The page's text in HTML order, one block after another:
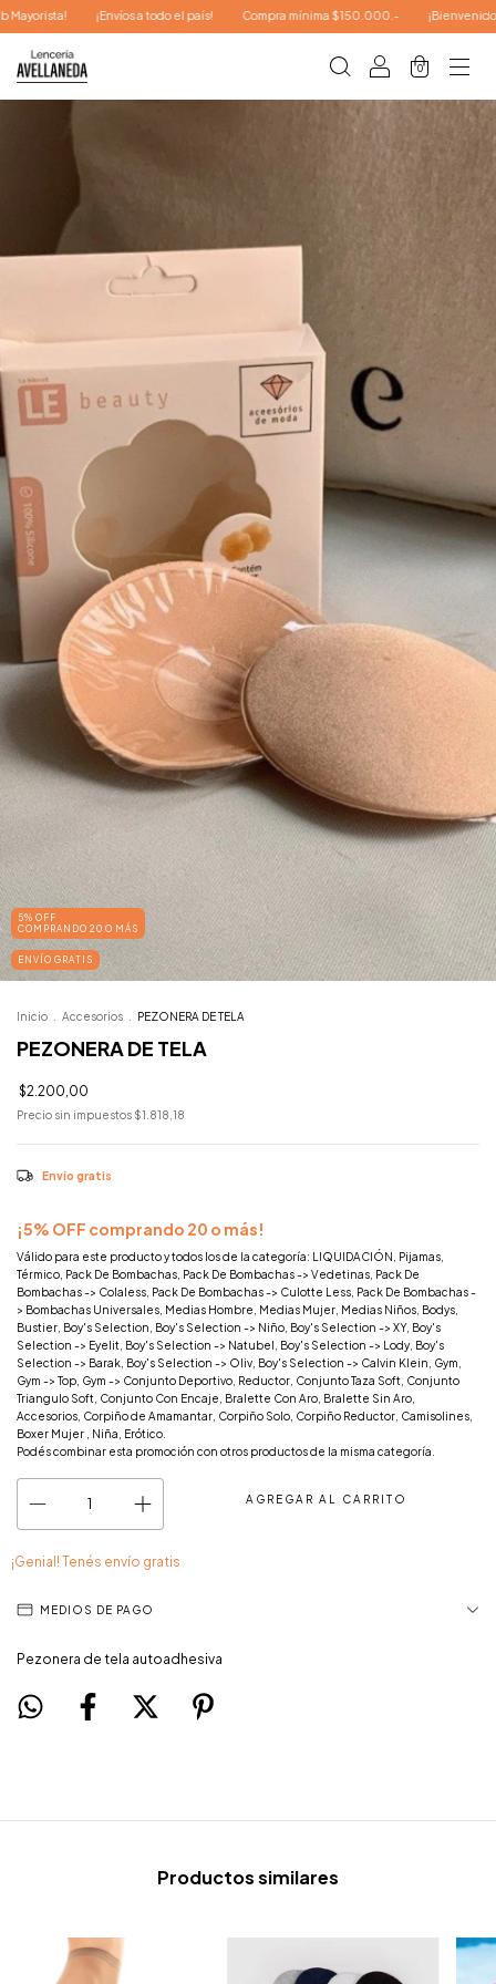
¡Envíos a todo el país! Compra mínima $150.000.- ¡Bienvenidos a nuestra
0
5% OFF
COMPRANDO 20 O MÁS
ENVÍO GRATIS
Inicio . Accesorios . PEZONERA DE TELA
PEZONERA DE TELA
$2.200,00
Precio sin impuestos $1.818,18
Envío gratis
¡5% OFF comprando 20 o más!
Válido para este producto y todos los de la categoría: LIQUIDACIÓN, Pijamas,
Térmico, Pack De Bombachas, Pack De Bombachas -> Vedetinas, Pack De
Bombachas -> Colaless, Pack De Bombachas -> Culotte Less, Pack De Bombachas -
> Bombachas Universales, Medias Hombre, Medias Mujer, Medias Niños, Bodys,
Bustier, Boy's Selection, Boy's Selection -> Niño, Boy's Selection -> XY, Boy's
Selection -> Eyelit, Boy's Selection -> Natubel, Boy's Selection -> Lody, Boy's
Selection -> Barak, Boy's Selection -> Oliv, Boy's Selection -> Calvin Klein, Gym,
Gym -> Top, Gym -> Conjunto Deportivo, Reductor, Conjunto Taza Soft, Conjunto
Triangulo Soft, Conjunto Con Encaje, Bralette Con Aro, Bralette Sin Aro,
Accesorios, Corpiño de Amamantar, Corpiño Solo, Corpiño Reductor, Camisolines,
Boxer Mujer , Niña, Erótico.
Podés combinar esta promoción con otros productos de la misma categoría.
¡Genial! Tenés envío gratis
MEDIOS DE PAGO
Pezonera de tela autoadhesiva
Productos similares